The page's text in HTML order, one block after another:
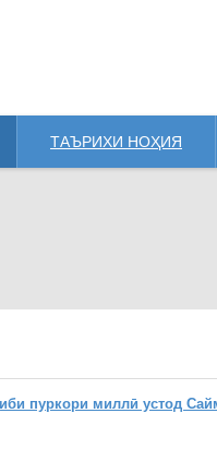
ТАЪРИХИ НОҲИЯ
пуркори миллӣ устод